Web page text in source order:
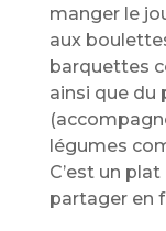
manger le
aux
barquettes
ainsi que
légumes
C’est un
partager en